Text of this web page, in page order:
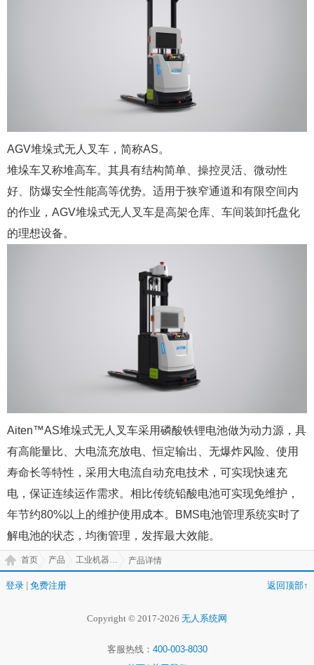
AGV堆垛式无人叉车，简称AS。
堆垛车又称堆高车。其具有结构简单、操控灵活、微动性
好、防爆安全性能高等优势。适用于狭窄通道和有限空间内
的作业，AGV堆垛式无人叉车是高架仓库、车间装卸托盘化
的理想设备。
Aiten™️AS堆垛式无人叉车采用磷酸铁锂电池做为动力源，具
有高能量比、大电流充放电、恒定输出、无爆炸风险、使用
寿命长等特性，采用大电流自动充电技术，可实现快速充
电，保证连续运作需求。相比传统铅酸电池可实现免维护，
年节约80%以上的维护使用成本。BMS电池管理系统实时了
解电池的状态，均衡管理，发挥最大效能。
首页 产品 产品详情
登录 | 免费注册 返回顶部↑
Copyright © 2017-2026 无人系统网
客服热线： 400-003-8030